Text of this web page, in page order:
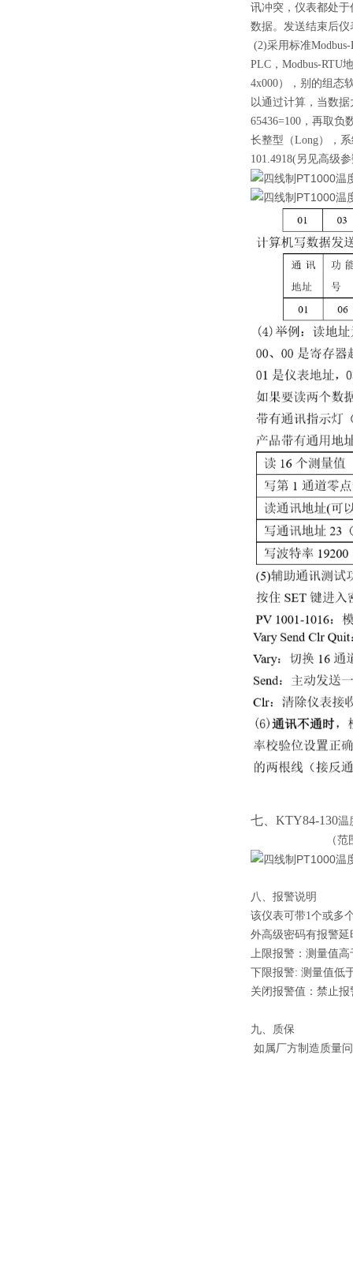
讯冲突，仪表都处
数据。发送结束后
(2)采用标准
PLC，Modbus-RTU
4x000），别的组态
以通过计算，当数据
65436=100，再取负
长整型（Long），
101.4918(另见高级
七、KTY84-130温
（范围可以
八、报警说明
该仪表可带1个或多
外高级密码有报警延
上限报警：测量值
下限报警: 测量值低
关闭报警值：禁止
九、质保
如属厂方制造质量